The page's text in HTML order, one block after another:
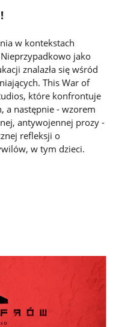
w kontekstach
Nieprzypadkowo jako
znalazła się wśród
This War of
które konfrontuje
a następnie - wzorem
antywojennej prozy -
refleksji o
w tym dzieci.